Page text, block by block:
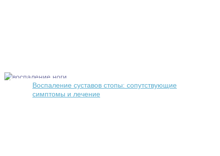
Воспаление суставов стопы: сопутствующие
симптомы и лечение